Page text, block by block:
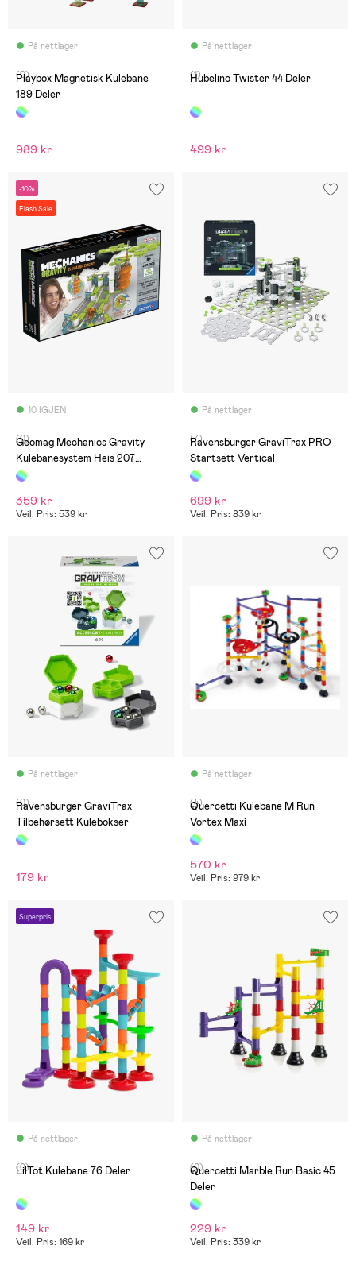
På nettlager
(0)
Playbox Magnetisk Kulebane
189 Deler
989 kr
På nettlager
(1)
Hubelino Twister 44 Deler
499 kr
-10%
Flash Sale
10 IGJEN
(0)
Geomag Mechanics Gravity
Kulebanesystem Heis 207
Brikker
359 kr
Veil. Pris: 539 kr
På nettlager
(7)
Ravensburger GraviTrax PRO
Startsett Vertical
699 kr
Veil. Pris: 839 kr
På nettlager
(0)
Ravensburger GraviTrax
Tilbehørsett Kulebokser
179 kr
På nettlager
(4)
Quercetti Kulebane M Run
Vortex Maxi
570 kr
Veil. Pris: 979 kr
Superpris
På nettlager
(0)
LilTot Kulebane 76 Deler
149 kr
Veil. Pris: 169 kr
På nettlager
(0)
Quercetti Marble Run Basic 45
Deler
229 kr
Veil. Pris: 339 kr